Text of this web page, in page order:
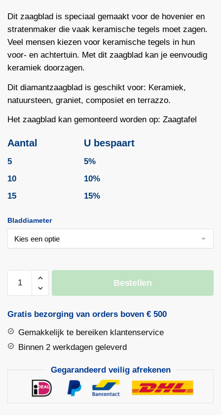
Dit zaagblad is speciaal gemaakt voor de hovenier en
stratenmaker die vaak keramische tegels moet zagen.
Veel mensen kiezen voor keramische tegels in hun
voor- en achtertuin. Met dit zaagblad kan je eenvoudig
keramiek doorzagen.
Dit diamantzaagblad is geschikt voor: Keramiek,
natuursteen, graniet, composiet en terrazzo.
Het zaagblad kan gemonteerd worden op: Zaagtafel
Aantal U bespaart
5
5%
10
10%
15
15%
Bladdiameter
Diamantzaagblad
KERAMIEK
|
RED
aantal
Bestellen
Gratis bezorging van orders boven € 500
Gemakkelijk te bereiken klantenservice
Binnen 2 werkdagen geleverd
Gegarandeerd veilig afrekenen